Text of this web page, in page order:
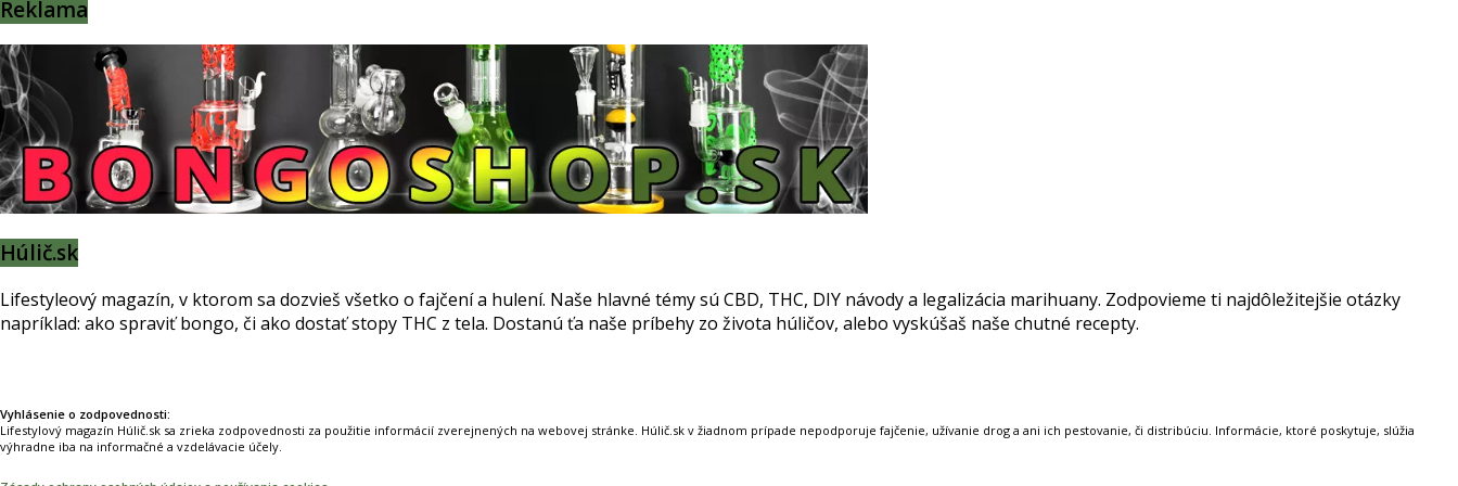
Reklama
Húlič.sk
Lifestyleový magazín, v ktorom sa dozvieš všetko o fajčení a hulení. Naše hlavné témy sú CBD, THC, DIY návody a legalizácia marihuany. Zodpovieme ti najdôležitejšie otázky
napríklad: ako spraviť bongo, či ako dostať stopy THC z tela. Dostanú ťa naše príbehy zo života húličov, alebo vyskúšaš naše chutné recepty.
Vyhlásenie o zodpovednosti:
Lifestylový magazín Húlič.sk sa zrieka zodpovednosti za použitie informácií zverejnených na webovej stránke. Húlič.sk v žiadnom prípade nepodporuje fajčenie, užívanie drog a ani ich pestovanie, či distribúciu. Informácie, ktoré poskytuje, slúžia
výhradne iba na informačné a vzdelávacie účely.